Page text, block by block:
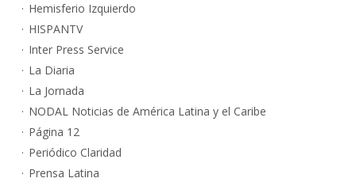
Hemisferio Izquierdo
HISPANTV
Inter Press Service
La Diaria
La Jornada
NODAL Noticias de América Latina y el Caribe
Página 12
Periódico Claridad
Prensa Latina